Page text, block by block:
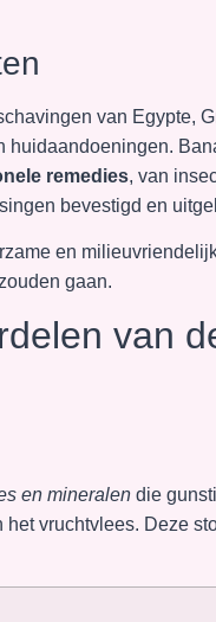
van Egypte,
huidaandoeningen.
remedies, van
bevestigd en
en
gaan.
van
en mineralen die
vruchtvlees. Deze